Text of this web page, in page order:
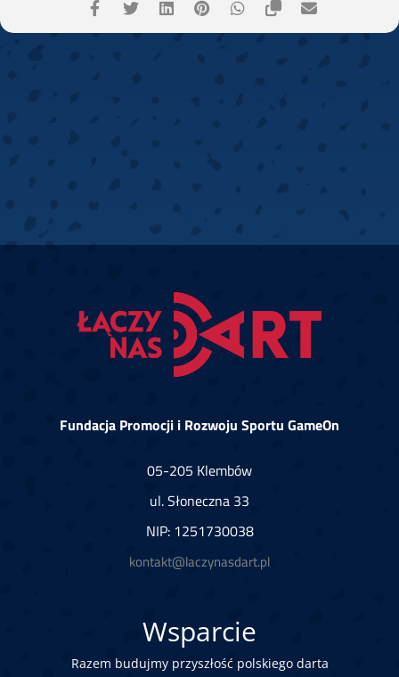
Fundacja Promocji i Rozwoju Sportu GameOn
05-205 Klembów
ul. Słoneczna 33
NIP: 1251730038
kontakt@laczynasdart.pl
Wsparcie
Razem budujmy przyszłość polskiego darta